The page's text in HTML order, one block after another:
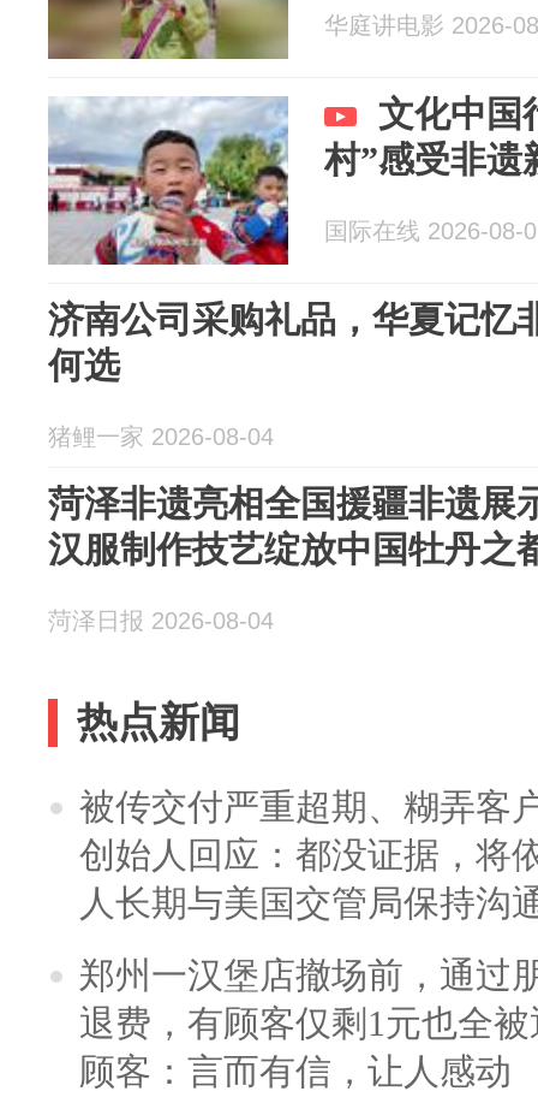
华庭讲电影 2026-
文化中国
村”感受非遗
国际在线 2026-08-
济南公司采购礼品，华夏记忆
何选
猪鲤一家 2026-08-04
菏泽非遗亮相全国援疆非遗展
汉服制作技艺绽放中国牡丹之
菏泽日报 2026-08-04
热点新闻
被传交付严重超期、糊弄客
创始人回应：都没证据，将
人长期与美国交管局保持沟
郑州一汉堡店撤场前，通过
退费，有顾客仅剩1元也全
顾客：言而有信，让人感动